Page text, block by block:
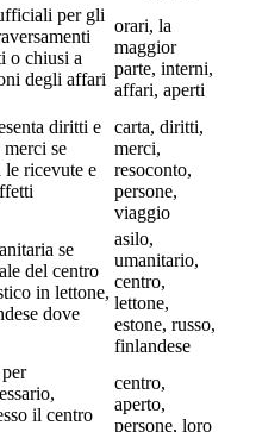
per gli
o chiusi a
degli affari
orari, la
maggior
parte, interni,
affari, aperti
diritti e
se
le ricevute e
carta, diritti,
merci,
resoconto,
persone,
viaggio
se
del centro
in lettone,
dove
asilo,
umanitario,
centro,
lettone,
estone, russo,
finlandese
il centro
centro,
aperto,
persone, loro